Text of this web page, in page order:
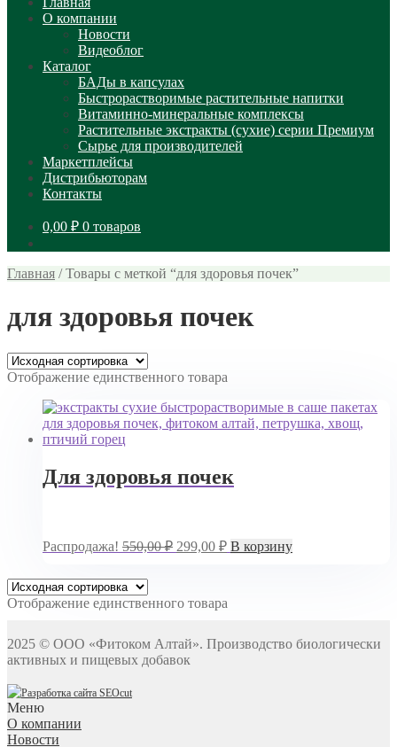
О компании
Новости
Видеоблог
Каталог
БАДы в капсулах
Быстрорастворимые растительные напитки
Витаминно-минеральные комплексы
Растительные экстракты (сухие) серии Премиум
Сырье для производителей
Маркетплейсы
Дистрибьюторам
Контакты
0,00 ₽ 0 товаров
Главная /Товары с меткой “для здоровья почек”
для здоровья почек
Отображение единственного товара
Для здоровья почек
Распродажа! 550,00₽ Первоначальная
299,00 ₽Текущая
цена:
В корзину
Отображение единственного товара
2025 © ООО «Фитоком Алтай». Производство биологически
активных и пищевых добавок
Разработка сайта SEOcut
Меню
О компании
Новости